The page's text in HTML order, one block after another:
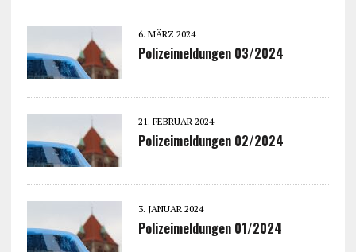
6. MÄRZ 2024
Polizeimeldungen 03/2024
21. FEBRUAR 2024
Polizeimeldungen 02/2024
3. JANUAR 2024
Polizeimeldungen 01/2024